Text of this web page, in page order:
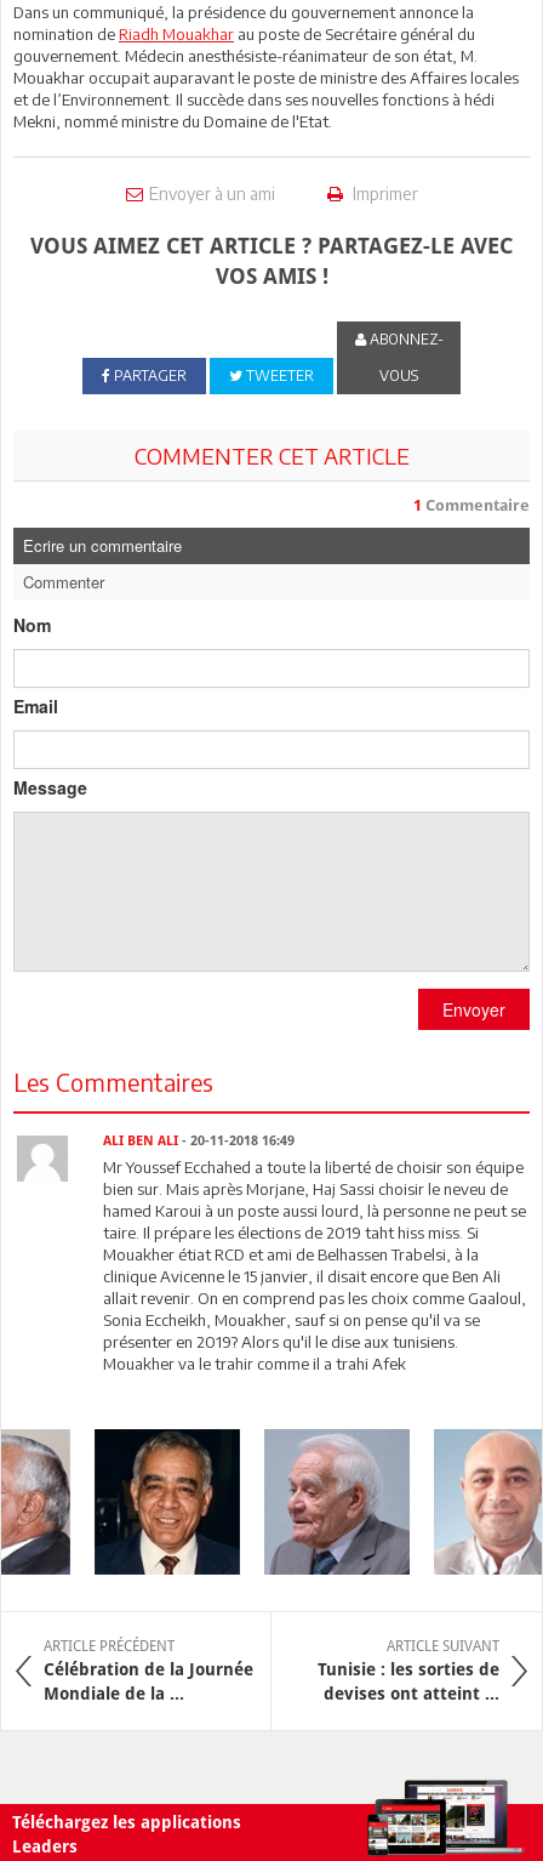
Dans un communiqué, la présidence du gouvernement annonce la
nomination deRiadh Mouakhar au poste de Secrétaire général du
gouvernement. Médecin anesthésiste-réanimateur de son état, M.
Mouakhar occupait auparavant le poste de ministre des Affaires locales
et de l’Environnement. Il succède dans ses nouvelles fonctions à hédi
Mekni, nommé ministre du Domaine de l'Etat.
Envoyer à un ami Imprimer
VOUS AIMEZ CET ARTICLE ? PARTAGEZ-LE AVEC
VOS AMIS !
PARTAGER TWEETER
ABONNEZ-
VOUS
COMMENTER CET ARTICLE
1 Commentaire
Ecrire un commentaire
Commenter
Nom
Email
Message
Envoyer
Les Commentaires
ALI BEN ALI - 20-11-2018 16:49
Mr Youssef Ecchahed a toute la liberté de choisir son équipe
bien sur. Mais après Morjane, Haj Sassi choisir le neveu de
hamed Karoui à un poste aussi lourd, là personne ne peut se
taire. Il prépare les élections de 2019 taht hiss miss. Si
Mouakher étiat RCD et ami de Belhassen Trabelsi, à la
clinique Avicenne le 15 janvier, il disait encore que Ben Ali
allait revenir. On en comprend pas les choix comme Gaaloul,
Sonia Eccheikh, Mouakher, sauf si on pense qu'il va se
présenter en 2019? Alors qu'il le dise aux tunisiens.
Mouakher va le trahir comme il a trahi Afek
ARTICLE PRÉCÉDENT
Célébration de la Journée
Mondiale de la ...
ARTICLE SUIVANT
Tunisie : les sorties de
devises ont atteint ...
Téléchargez les applications
Leaders